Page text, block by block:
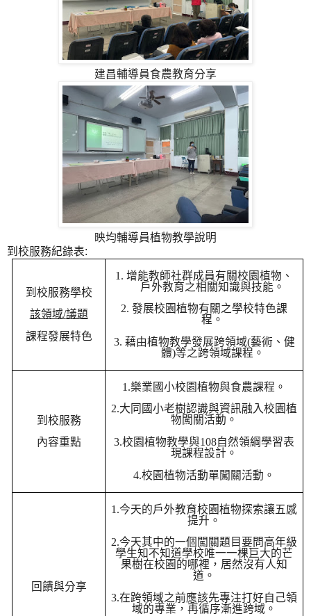
建昌輔導員食農教育分享
映均輔導員植物教學說明
到校服務紀錄表:
到校服務學校
該領域/議題
課程發展特色
1. 增能教師社群成員有關校園植物、
戶外教育之相關知識與技能。
2. 發展校園植物有關之學校特色課
程。
3. 藉由植物教學發展跨領域(藝術、健
體)等之跨領域課程。
到校服務
內容重點
1.樂業國小校園植物與食農課程。
2.大同國小老樹認識與資訊融入校園植
物闖關活動。
3.校園植物教學與108自然領綱學習表
現課程設計。
4.校園植物活動單闖關活動。
回饋與分享
1.今天的戶外教育校園植物探索讓五感
提升。
2.今天其中的一個闖關題目要問高年級
學生知不知道學校唯一一棵巨大的芒
果樹在校園的哪裡，居然沒有人知
道。
3.在跨領域之前應該先專注打好自己領
域的專業，再循序漸進跨域。